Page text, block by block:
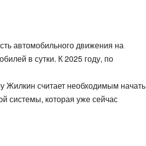
автомобильного движения на
в сутки. К 2025 году, по
Жилкин считает необходимым начать
системы, которая уже сейчас